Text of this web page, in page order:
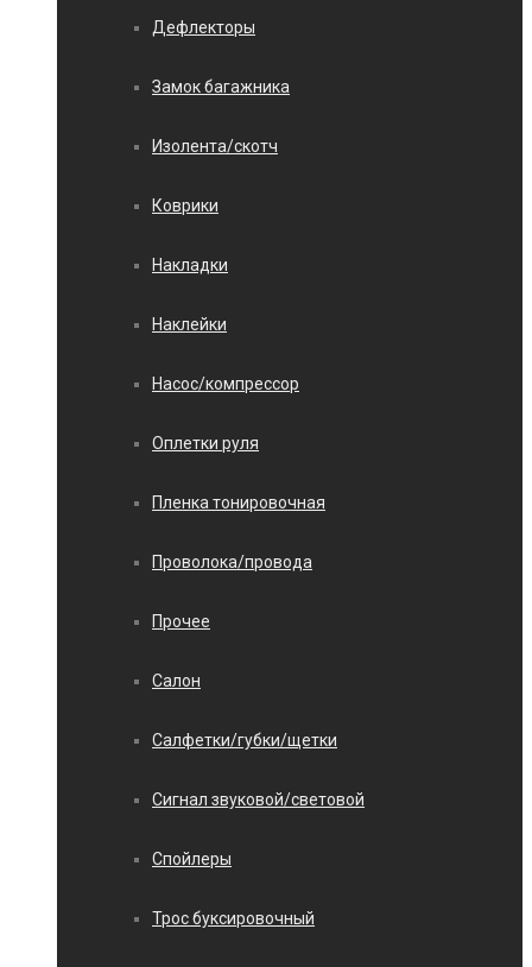
Дефлекторы
Замок багажника
Изолента/скотч
Коврики
Накладки
Наклейки
Насос/компрессор
Оплетки руля
Пленка тонировочная
Проволока/провода
Прочее
Салон
Салфетки/губки/щетки
Сигнал звуковой/световой
Спойлеры
Трос буксировочный